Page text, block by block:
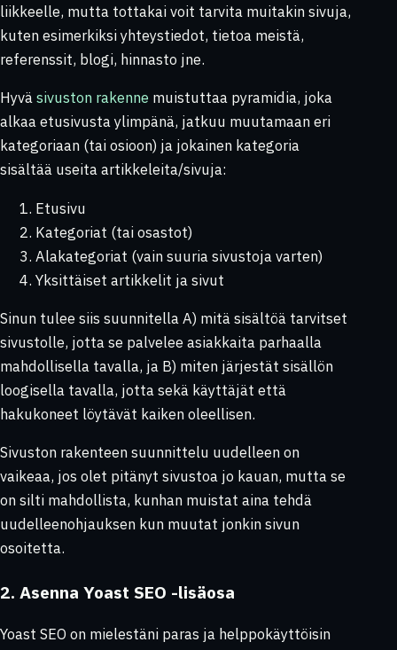
liikkeelle, mutta tottakai voit tarvita muitakin sivuja,
kuten esimerkiksi yhteystiedot, tietoa meistä,
referenssit, blogi, hinnasto jne.
Hyväsivuston rakenne muistuttaa pyramidia, joka
alkaa etusivusta ylimpänä, jatkuu muutamaan eri
kategoriaan (tai osioon) ja jokainen kategoria
sisältää useita artikkeleita/sivuja:
Etusivu
Kategoriat (tai osastot)
Alakategoriat (vain suuria sivustoja varten)
Yksittäiset artikkelit ja sivut
Sinun tulee siis suunnitella A) mitä sisältöä tarvitset
sivustolle, jotta se palvelee asiakkaita parhaalla
mahdollisella tavalla, ja B) miten järjestät sisällön
loogisella tavalla, jotta sekä käyttäjät että
hakukoneet löytävät kaiken oleellisen.
Sivuston rakenteen suunnittelu uudelleen on
vaikeaa, jos olet pitänyt sivustoa jo kauan, mutta se
on silti mahdollista, kunhan muistat aina tehdä
uudelleenohjauksen kun muutat jonkin sivun
osoitetta.
2. Asenna Yoast SEO -lisäosa
Yoast SEO on mielestäni paras ja helppokäyttöisin